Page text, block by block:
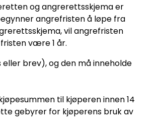
og angrerettsskjema er
angrefristen å løpe fra
vil angrefristen
være 1 år.
brev), og den må inneholde
til kjøperen innen 14
gebyrer for kjøperens bruk av